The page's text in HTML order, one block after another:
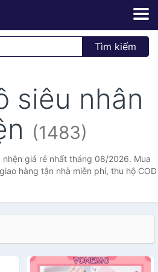
Tìm kiếm
siêu nhân
(1483)
nhện giá rẻ nhất tháng 08/2026. Mua
hàng tận nhà miễn phí, thu hộ COD